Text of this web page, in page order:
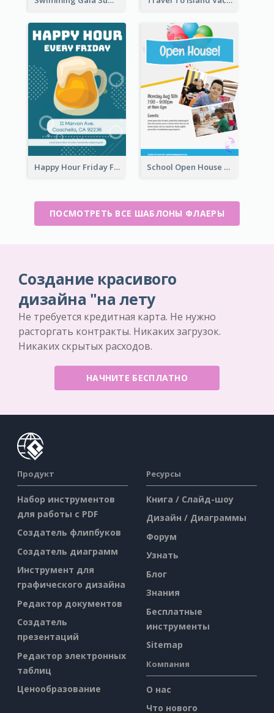
Happy Hour Friday Flyer School Open House Flyer
ПОСМОТРЕТЬ ВСЕ ШАБЛОНЫ ФЛАЕРЫ
Создание красивого
дизайна "на лету
Не требуется кредитная карта. Не нужно
расторгать контракты. Никаких загрузок.
Никаких скрытых расходов.
НАЧНИТЕ БЕСПЛАТНО
Продукт
Набор инструментов
для работы с PDF
Создатель флипбуков
Создатель диаграмм
Инструмент для
графического дизайна
Редактор документов
Создатель
презентаций
Редактор электронных
таблиц
Ценообразование
Ресурсы
Книга / Слайд-шоу
Дизайн / Диаграммы
Форум
Узнать
Блог
Знания
Бесплатные
инструменты
Sitemap
Компания
О нас
Что нового